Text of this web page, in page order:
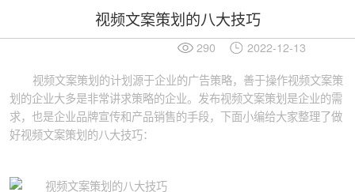
视频文案策划的八大技巧
290 2022-12-13
视频文案策划的计划源于企业的广告策略，善于操作视频文案策
划的企业大多是非常讲求策略的企业。发布视频文案策划是企业的需
求，也是企业品牌宣传和产品销售的手段，下面小编给大家整理了做
好视频文案策划的八大技巧：